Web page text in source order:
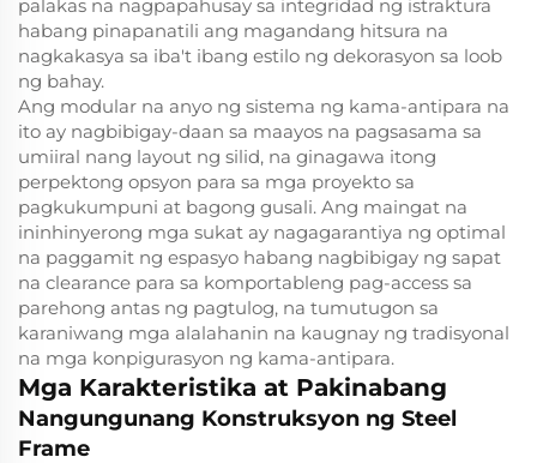
palakas na nagpapahusay sa integridad ng istraktura
habang pinapanatili ang magandang hitsura na
nagkakasya sa iba't ibang estilo ng dekorasyon sa loob
ng bahay.
Ang modular na anyo ng sistema ng kama-antipara na
ito ay nagbibigay-daan sa maayos na pagsasama sa
umiiral nang layout ng silid, na ginagawa itong
perpektong opsyon para sa mga proyekto sa
pagkukumpuni at bagong gusali. Ang maingat na
ininhinyerong mga sukat ay nagagarantiya ng optimal
na paggamit ng espasyo habang nagbibigay ng sapat
na clearance para sa komportableng pag-access sa
parehong antas ng pagtulog, na tumutugon sa
karaniwang mga alalahanin na kaugnay ng tradisyonal
na mga konpigurasyon ng kama-antipara.
Mga Karakteristika at Pakinabang
Nangungunang Konstruksyon ng Steel
Frame